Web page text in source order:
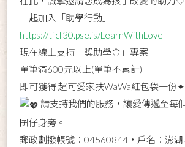
一起加入「助學行動」
https://tfcf30.pse.is/LearnWithLove
現在線上支持「獎助學金」專案
單筆滿600元以上(單筆不累計)
即可獲得 超可愛家扶WaWa紅包袋一份✦
請支持我們的服務，讓愛傳遞至每
囝仔身旁。
郵政劃撥帳號：04560844，戶名：澎